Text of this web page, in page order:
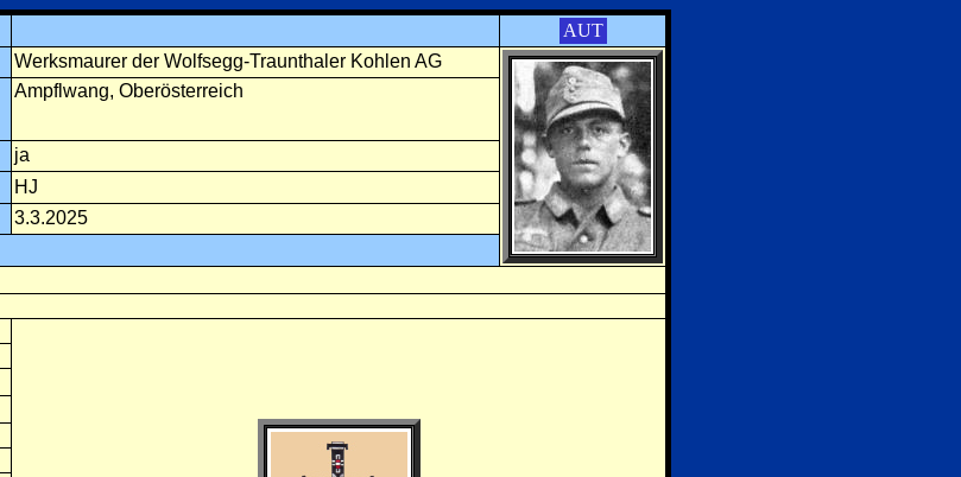
AUT
Werksmaurer der Wolfsegg-Traunthaler Kohlen AG
Ampflwang, Oberösterreich
ja
HJ
3.3.2025